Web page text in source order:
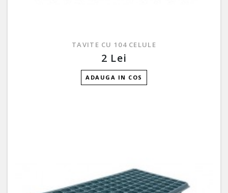
TAVITE CU 104 CELULE
2 Lei
ADAUGA IN COS